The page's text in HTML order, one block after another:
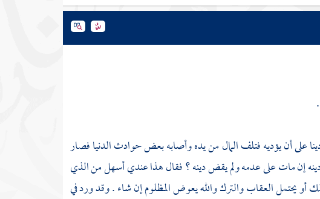
.
على أن يؤديه فتلف المال من يده وأصابه بعض حوادث الدنيا فصار
إن مات على عدمه ولم يقض دينه ؟ فقال هذا عندي أسهل من الذي
يحتمل العقاب والترك والله يعوض المظلوم إن شاء . وقد ورد في